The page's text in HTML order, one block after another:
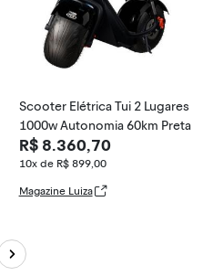
Scooter Elétrica Tui 2 Lugares
1000w Autonomia 60km Preta
R$ 8.360,70
10x de R$ 899,00
Magazine Luiza